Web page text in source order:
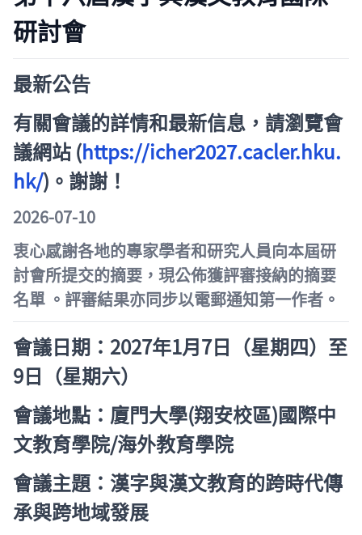
研討會
最新公告
有關會議的詳情和最新信息，請瀏覽會
議網站 (https://icher2027.cacler.hku.
hk/)。謝謝 ！
2026-07-10
衷心感謝各地的專家學者和研究人員向本屆研
討會所提交的摘要，現公佈獲評審接納的摘要
名單 。評審結果亦同步以電郵通知第一作者。
會議日期： 2027年1月7日（星期四）至
9日（星期六）
會議地點：廈門大學(翔安校區)國際中
文教育學院/海外教育學院
會議主題：漢字與漢文教育的跨時代傳
承與跨地域發展